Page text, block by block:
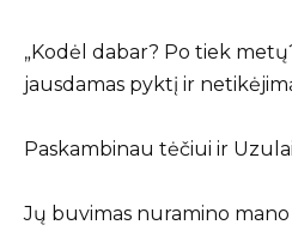
„Kodėl dabar? Po tiek
jausdamas pyktį ir
Paskambinau tėčiui ir
Jų buvimas nuramino